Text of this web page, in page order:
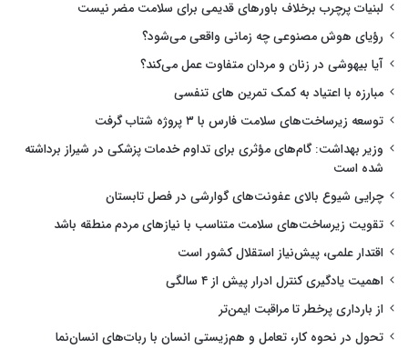
لبنیات پرچرب برخلاف باورهای قدیمی برای سلامت مضر نیست
رؤیای هوش مصنوعی چه زمانی واقعی می‌شود؟
آیا بیهوشی در زنان و مردان متفاوت عمل می‌کند؟
مبارزه با اعتیاد به کمک تمرین های تنفسی
توسعه زیرساخت‌های سلامت فارس با ۳ پروژه شتاب گرفت
وزیر بهداشت: گام‌های مؤثری برای تداوم خدمات پزشکی در شیراز برداشته
شده است
چرایی شیوع بالای عفونت‌های گوارشی در فصل تابستان
تقویت زیرساخت‌های سلامت متناسب با نیازهای مردم منطقه باشد
اقتدار علمی، پیش‌نیاز استقلال کشور است
اهمیت یادگیری کنترل ادرار پیش از ۴ سالگی
از بارداری پرخطر تا مراقبت ایمن‌تر
تحول در نحوه کار، تعامل و هم‌زیستی انسان با ربات‌های انسان‌نما